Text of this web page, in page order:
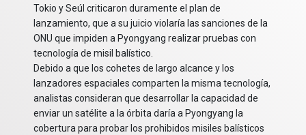
Tokio y Seúl criticaron duramente el plan de
lanzamiento, que a su juicio violaría las sanciones de la
ONU que impiden a Pyongyang realizar pruebas con
tecnología de misil balístico.
Debido a que los cohetes de largo alcance y los
lanzadores espaciales comparten la misma tecnología,
analistas consideran que desarrollar la capacidad de
enviar un satélite a la órbita daría a Pyongyang la
cobertura para probar los prohibidos misiles balísticos